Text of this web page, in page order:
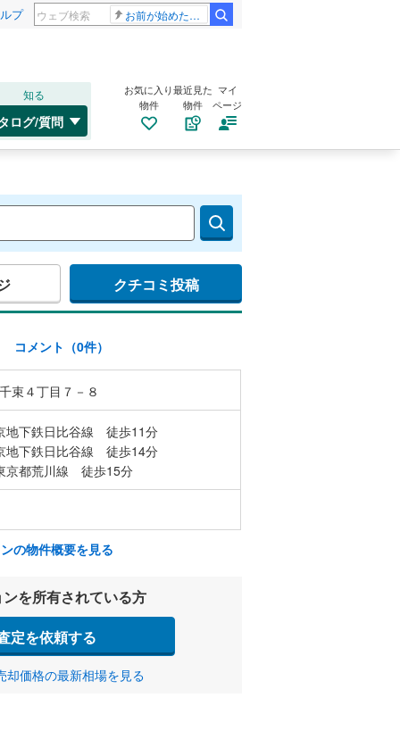
プ お前が始めた物語だろ
知る
ログ/質問
お気に入り
物件
最近見た
物件
マイ
ページ
クチコミ投稿
コメント（0件）
束４丁目７－８
地下鉄日比谷線 徒歩11分
地下鉄日比谷線 徒歩14分
京都荒川線 徒歩15分
の物件概要を見る
を所有されている方
定を依頼する
却価格の最新相場を見る